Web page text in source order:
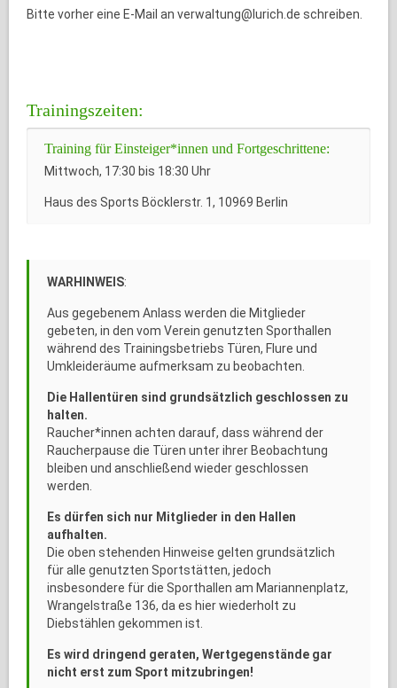
Bitte vorher eine E-Mail an verwaltung@lurich.de schreiben.
Trainingszeiten:
Training für Einsteiger*innen und Fortgeschrittene:
Mittwoch, 17:30 bis 18:30 Uhr
Haus des Sports Böcklerstr. 1, 10969 Berlin
WARHINWEIS:
Aus gegebenem Anlass werden die Mitglieder
gebeten, in den vom Verein genutzten Sporthallen
während des Trainingsbetriebs Türen, Flure und
Umkleideräume aufmerksam zu beobachten.
Die Hallentüren sind grundsätzlich geschlossen zu
halten.
Raucher*innen achten darauf, dass während der
Raucherpause die Türen unter ihrer Beobachtung
bleiben und anschließend wieder geschlossen
werden.
Es dürfen sich nur Mitglieder in den Hallen
aufhalten.
Die oben stehenden Hinweise gelten grundsätzlich
für alle genutzten Sportstätten, jedoch
insbesondere für die Sporthallen am Mariannenplatz,
Wrangelstraße 136, da es hier wiederholt zu
Diebstählen gekommen ist.
Es wird dringend geraten, Wertgegenstände gar
nicht erst zum Sport mitzubringen!